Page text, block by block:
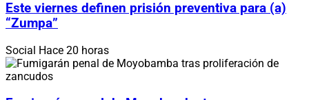
Este viernes definen prisión preventiva para (a)
“Zumpa”
Social Hace 20 horas